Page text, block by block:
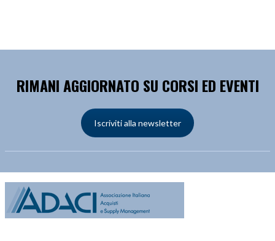
RIMANI AGGIORNATO SU CORSI ED EVENTI
Iscriviti alla newsletter